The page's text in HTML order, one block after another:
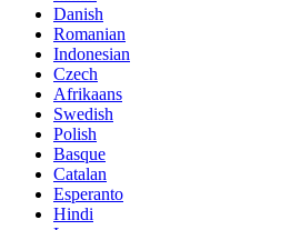
Danish
Romanian
Indonesian
Czech
Afrikaans
Swedish
Polish
Basque
Catalan
Esperanto
Hindi